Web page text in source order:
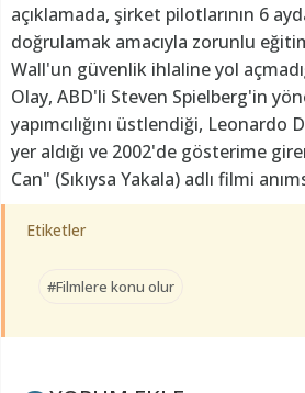
açıklamada, şirket pilotlarının 6
doğrulamak amacıyla zorunlu
Wall'un güvenlik ihlaline yol
Olay, ABD'li Steven Spielberg'in
yapımcılığını üstlendiği,
yer aldığı ve 2002'de gösterime
Can" (Sıkıysa Yakala) adlı filmi
Etiketler
#Filmlere konu olur